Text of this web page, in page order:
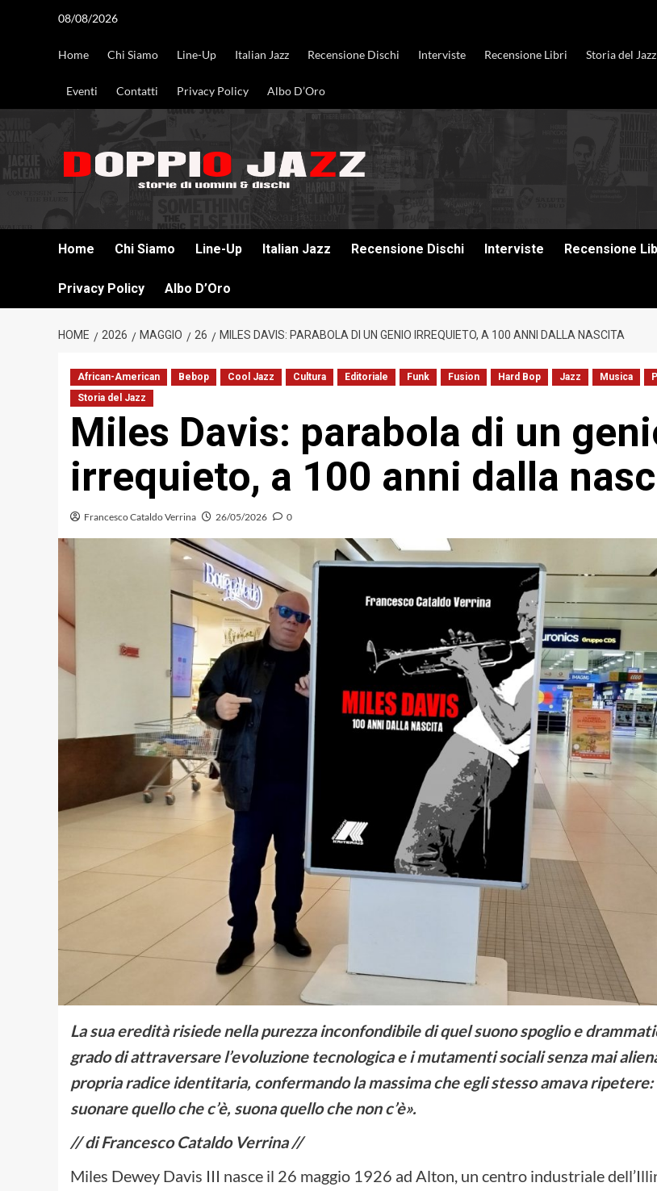
08/08/2026
Home Chi Siamo Line-Up Italian Jazz Recensione Dischi Interviste Recensione Libri Storia del Jazz
Eventi Contatti Privacy Policy Albo D’Oro
Home Chi Siamo Line-Up Italian Jazz Recensione Dischi Interviste Recensione
Privacy Policy Albo D’Oro
HOME 2026 MAGGIO 26 MILES DAVIS: PARABOLA DI UN GENIO IRREQUIETO, A 100 ANNI DALLA NASCITA
African-American Bebop Cool Jazz Cultura Editoriale Funk Fusion Hard Bop Jazz Musica
Storia del Jazz
Miles Davis: parabola di un
irrequieto, a 100 anni dalla
Francesco Cataldo Verrina 26/05/2026 0
La sua eredità risiede nella purezza inconfondibile di quel suono spoglio e
grado di attraversare l’evoluzione tecnologica e i mutamenti sociali senza mai
propria radice identitaria, confermando la massima che egli stesso amava ripetere:
suonare quello che c’è, suona quello che non c’è».
// di Francesco Cataldo Verrina //
Miles Dewey Davis III nasce il 26 maggio 1926 ad Alton, un centro industriale